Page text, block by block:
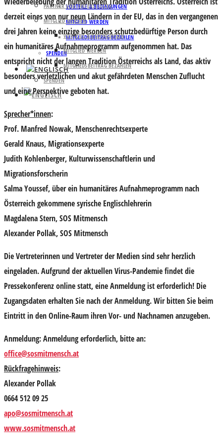
VORTEILE & BEDINGUNGEN
MITGLIED WERDEN
MITGLIEDSBEITRAG BEZAHLEN
SPENDEN
PARTNER UND UNTERSTÜTZER
MITGLIED WERDEN
VORTEILE & BEDINGUNGEN
MITGLIED WERDEN
MITGLIEDSBEITRAG BEZAHLEN
SPENDEN
derzeit eines von nur neun Ländern in der EU, das in den vergangenen
drei Jahren keine einzige besonders schutzbedürftige Person durch
ein humanitäres Aufnahmeprogramm aufgenommen hat. Das
entspricht nicht der langen Tradition Österreichs als Land, das aktiv
besonders verletzlichen und akut gefährdeten Menschen Zuflucht
und eine Perspektive geboten hat.
Sprecher*innen:
Prof. Manfred Nowak, Menschenrechtsexperte
Gerald Knaus, Migrationsexperte
Judith Kohlenberger, Kulturwissenschaftlerin und
Migrationsforscherin
Salma Youssef, über ein humanitäres Aufnahmeprogramm nach
Österreich gekommene syrische Englischlehrerin
Magdalena Stern, SOS Mitmensch
Alexander Pollak, SOS Mitmensch
Die Vertreterinnen und Vertreter der Medien sind sehr herzlich
eingeladen. Aufgrund der aktuellen Virus-Pandemie findet die
Pressekonferenz online statt, eine Anmeldung ist erforderlich! Die
Zugangsdaten erhalten Sie nach der Anmeldung. Wir bitten Sie beim
Eintritt in den Online-Raum ihren Vor- und Nachnamen anzugeben.
Anmeldung:Anmeldung erforderlich, bitte an:
office@sosmitmensch.at
Rückfragehinweis:
Alexander Pollak
0664 512 09 25
apo@sosmitmensch.at
www.sosmitmensch.at